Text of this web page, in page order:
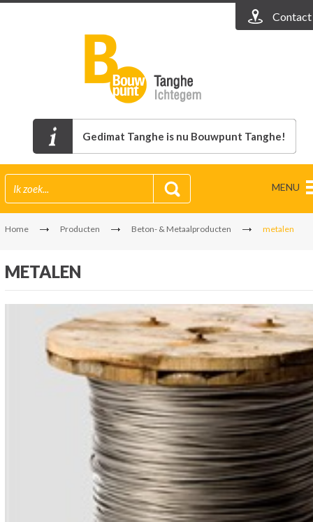
Contact
Gedimat Tanghe is nu Bouwpunt Tanghe!
MENU
Home Producten Beton- & Metaalproducten metalen
METALEN